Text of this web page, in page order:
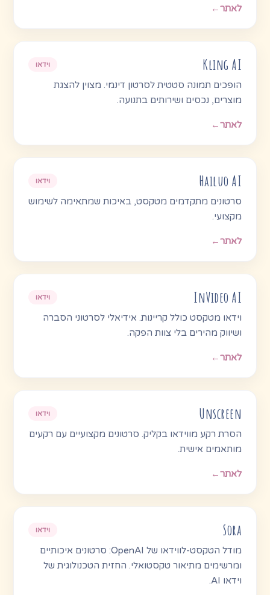
לאתר←
Kling AI וידאו
הופכים תמונה סטטית לסרטון דינמי. מצוין להצגת
מוצרים, נכסים ושירותים בתנועה.
לאתר←
Hailuo AI וידאו
סרטונים מתקדמים מטקסט, באיכות שמתאימה לשימוש
מקצועי.
לאתר←
InVideo AI וידאו
וידאו מטקסט כולל קריינות. אידיאלי לסרטוני הסברה
ושיווק מהירים בלי צוות הפקה.
לאתר←
Unscreen וידאו
הסרת רקע מווידאו בקליק. סרטונים מקצועיים עם רקעים
מותאמים אישית.
לאתר←
Sora וידאו
מודל הטקסט-לווידאו של OpenAI: סרטונים איכותיים
ומרשימים מתיאור טקסטואלי. החזית הטכנולוגית של
וידאו AI.